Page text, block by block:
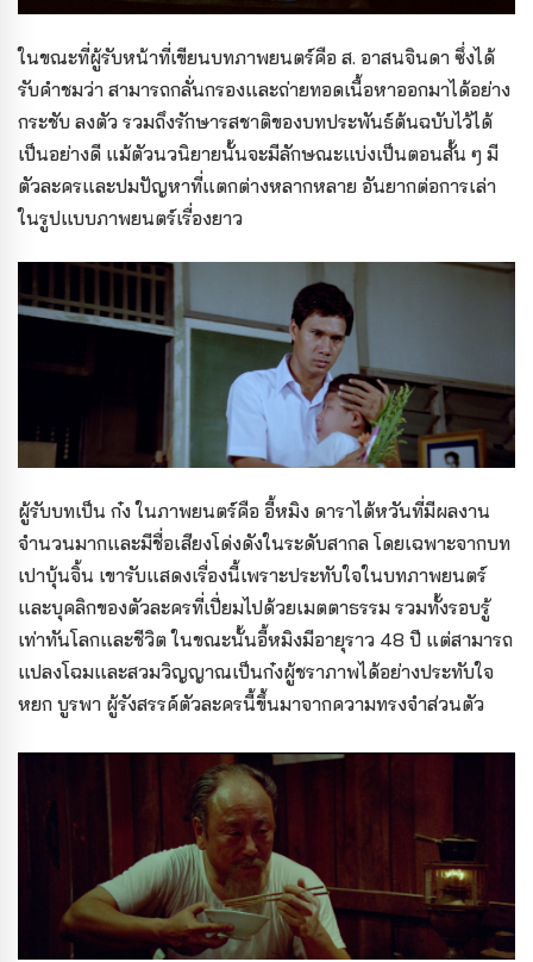
ในขณะที่ผู้รับหน้าที่เขียนบทภาพยนตร์คือ ส. อาสนจินดา ซึ่งได้
รับคำชมว่า สามารถกลั่นกรองและถ่ายทอดเนื้อหาออกมาได้อย่าง
กระชับ ลงตัว รวมถึงรักษารสชาติของบทประพันธ์ต้นฉบับไว้ได้
เป็นอย่างดี แม้ตัวนวนิยายนั้นจะมีลักษณะแบ่งเป็นตอนสั้น ๆ มี
ตัวละครและปมปัญหาที่แตกต่างหลากหลาย อันยากต่อการเล่า
ในรูปแบบภาพยนตร์เรื่องยาว
ผู้รับบทเป็น ก๋ง ในภาพยนตร์คือ อี้หมิง ดาราไต้หวันที่มีผลงาน
จำนวนมากและมีชื่อเสียงโด่งดังในระดับสากล โดยเฉพาะจากบท
เปาบุ้นจิ้น เขารับแสดงเรื่องนี้เพราะประทับใจในบทภาพยนตร์
และบุคลิกของตัวละครที่เปี่ยมไปด้วยเมตตาธรรม รวมทั้งรอบรู้
เท่าทันโลกและชีวิต ในขณะนั้นอี้หมิงมีอายุราว 48 ปี แต่สามารถ
แปลงโฉมและสวมวิญญาณเป็นก๋งผู้ชราภาพได้อย่างประทับใจ
หยก บูรพา ผู้รังสรรค์ตัวละครนี้ขึ้นมาจากความทรงจำส่วนตัว